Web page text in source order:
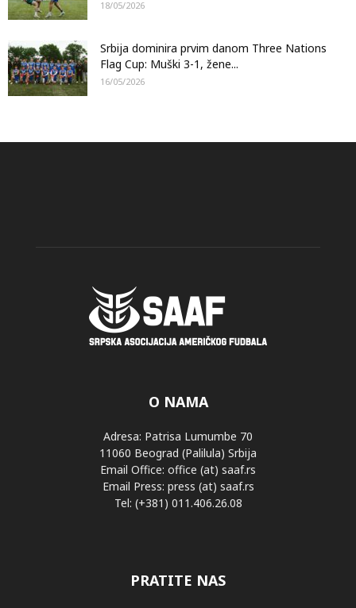
18/05/2026
Srbija dominira prvim danom Three Nations
Flag Cup: Muški 3-1, žene...
16/05/2026
O NAMA
Adresa: Patrisa Lumumbe 70
11060 Beograd (Palilula) Srbija
Email Office: office (at) saaf.rs
Email Press: press (at) saaf.rs
Tel: (+381) 011.406.26.08
PRATITE NAS